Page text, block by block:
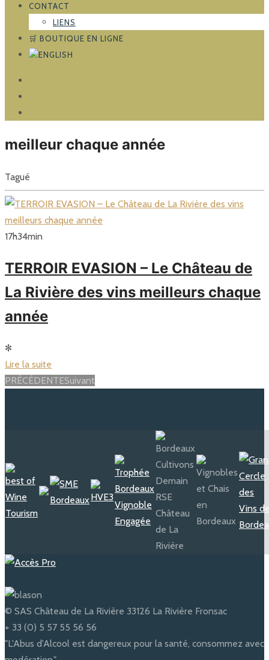
CONTACT
LIENS
🛒 BOUTIQUE EN LIGNE
meilleur chaque année
Tagué
17h34min
TERROIR EVASION – Le Château de
La Rivière des vins meilleurs chaque
année
✻
Lire la suite
Posts
PRÉCÉDENTESuivant
© SAS Château de La Rivière 33126 La Rivière Fronsac
+ 33 (0) 5 57 55 56 56
"L'Abus d'Alcool est dangereux pour la santé, consommez avec